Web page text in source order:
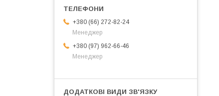
+380 (66) 272-82-24
Менеджер
+380 (97) 962-66-46
Менеджер